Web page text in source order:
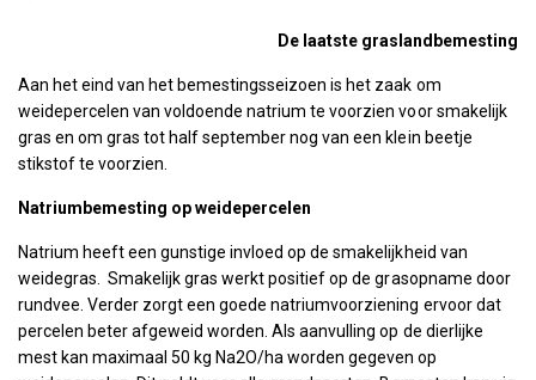
De laatste graslandbemesting
Aan het eind van het bemestingsseizoen is het zaak om
weidepercelen van voldoende natrium te voorzien voor smakelijk
gras en om gras tot half september nog van een klein beetje
stikstof te voorzien.
Natriumbemesting op weidepercelen
Natrium heeft een gunstige invloed op de smakelijkheid van
weidegras. Smakelijk gras werkt positief op de grasopname door
rundvee. Verder zorgt een goede natriumvoorziening ervoor dat
percelen beter afgeweid worden. Als aanvulling op de dierlijke
mest kan maximaal 50 kg Na2O/ha worden gegeven op